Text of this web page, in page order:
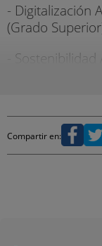
- Digitalización
(Grado
-
- Itinerario
- Itinerario
Compartir en: